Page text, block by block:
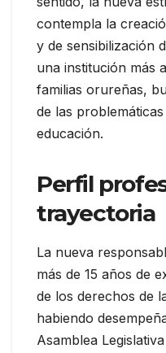
contempla la
y de sensibilización
una institución más
familias orureñas,
de las
educación.
Perfil
trayectoria
La nueva
más de 15 años de
de los derechos de
habiendo
Asamblea